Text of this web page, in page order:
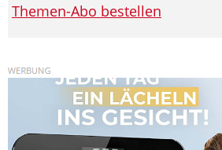
Themen-Abo bestellen